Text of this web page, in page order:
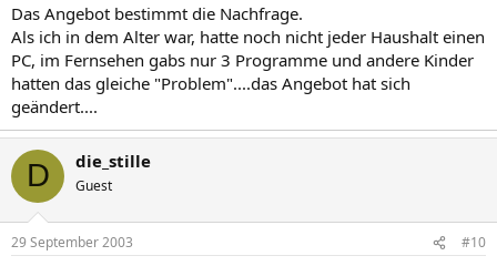
Das Angebot bestimmt die Nachfrage.
Als ich in dem Alter war, hatte noch nicht jeder Haushalt einen
PC, im Fernsehen gabs nur 3 Programme und andere Kinder
hatten das gleiche "Problem"....das Angebot hat sich
geändert....
D die_stille
Guest
29 September 2003 #10